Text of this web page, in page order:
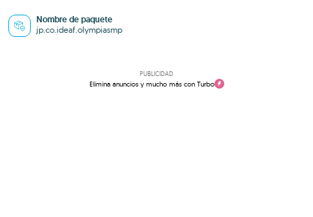
Nombre de paquete
jp.co.ideaf.olympiasmp
PUBLICIDAD
Elimina anuncios y mucho más con Turbo